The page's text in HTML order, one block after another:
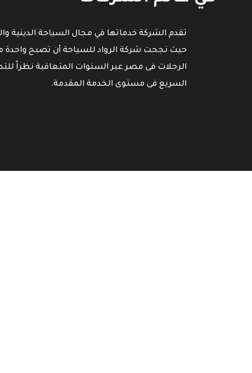
تقدم الشركة خدماتها في مجال السياحة الدينية
حيث نجحت شركة الرواد للسياحة أن تصبح
الرحلات فى مصر عبر السنوات المتعاقبة نظراً
السريع فى مستوى الخدمة المقدمة.
طيران لجميع انحاء العالم وسياحة داخلية
السعودية بكل من مكة المكرمة والمدينة
المنورة وفنادق جمهورية مصر العربية فى
جميع المحافظات المصرية على مستوى
شارع